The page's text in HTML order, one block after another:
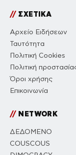
//ΣΧΕΤΙΚΑ
Αρχείο Ειδήσεων
Ταυτότητα
Πολιτική Cookies
Πολιτική
Όροι χρήσης
Επικοινωνία
//NETWORK
ΔΕΔΟΜΕΝΟ
COUSCOUS